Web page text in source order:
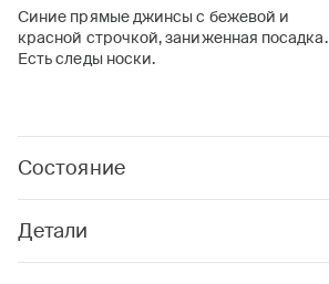
Синие прямые джинсы с бежевой и
красной строчкой, заниженная посадка.
Есть следы носки.
Состояние
Детали